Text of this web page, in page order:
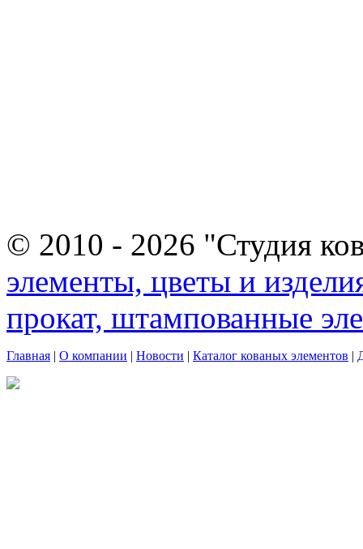
© 2010 - 2026 "Студия
элементы, цветы и
прокат, штампованные
Главная | О компании | Новости | Каталог кованых элементов |